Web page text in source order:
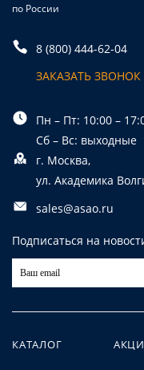
по России
8 (800) 444-62-04
ЗАКАЗАТЬ ЗВОНОК
Пн – Пт: 10:00 –
Сб – Вс: выходные
г. Москва,
ул. Академика
sales@asao.ru
Подписаться на
КАТАЛОГ